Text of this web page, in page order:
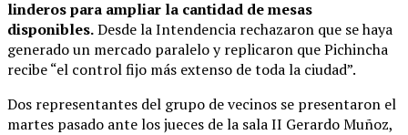
linderos para ampliar la cantidad de mesas
disponibles.Desde la Intendencia rechazaron que se haya
generado un mercado paralelo y replicaron que Pichincha
recibe “el control fijo más extenso de toda la ciudad”.
Dos representantes del grupo de vecinos se presentaron el
martes pasado ante los jueces de la sala II Gerardo Muñoz,